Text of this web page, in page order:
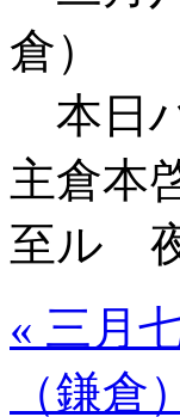
倉）
本日
主倉本
至ル
« 三月
（鎌倉